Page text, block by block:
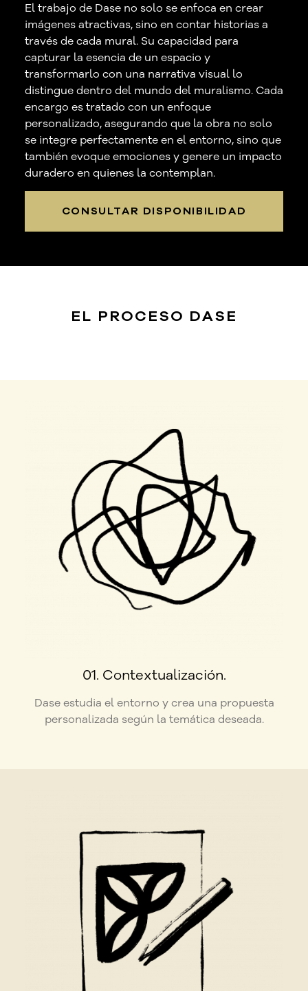
El trabajo de Dase no solo se enfoca en crear
imágenes atractivas, sino en contar historias a
través de cada mural. Su capacidad para
capturar la esencia de un espacio y
transformarlo con una narrativa visual lo
distingue dentro del mundo del muralismo. Cada
encargo es tratado con un enfoque
personalizado, asegurando que la obra no solo
se integre perfectamente en el entorno, sino que
también evoque emociones y genere un impacto
duradero en quienes la contemplan.
CONSULTAR DISPONIBILIDAD
EL PROCESO DASE
01. Contextualización.
Dase estudia el entorno y crea una propuesta
personalizada según la temática deseada.